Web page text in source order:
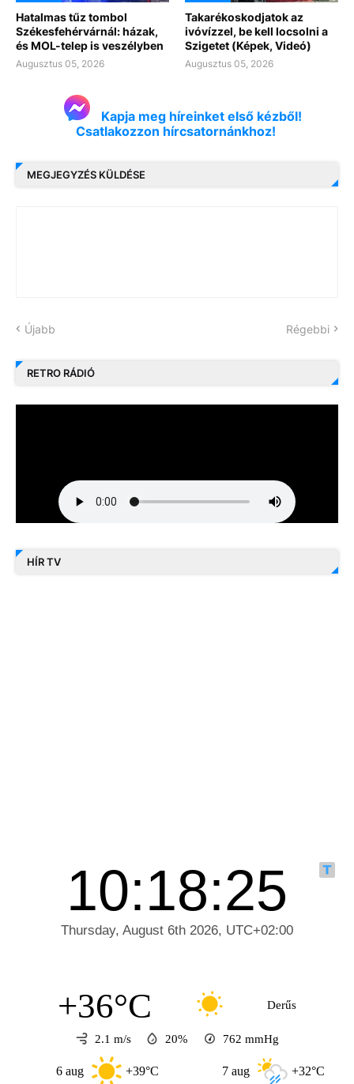
Hatalmas tűz tombol
Székesfehérvárnál: házak,
és MOL-telep is veszélyben
Augusztus 05, 2026
Takarékoskodjatok az
ivóvízzel, be kell locsolni a
Szigetet (Képek, Videó)
Augusztus 05, 2026
Kapja meg híreinket első kézből!
Csatlakozzon hírcsatornánkhoz!
MEGJEGYZÉS KÜLDÉSE
Újabb Régebbi
RETRO RÁDIÓ
HÍR TV
+36°C Derűs
2.1 m/s 20% 762 mmHg
+39°C +32°C